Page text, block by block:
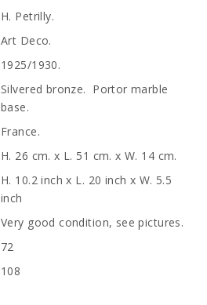
H. Petrilly.
Art Deco.
1925/1930.
Silvered bronze. Portor marble
base.
France.
H. 26 cm. x L. 51 cm. x W. 14 cm.
H. 10.2 inch x L. 20 inch x W. 5.5
inch
Very good condition, see pictures.
72
108